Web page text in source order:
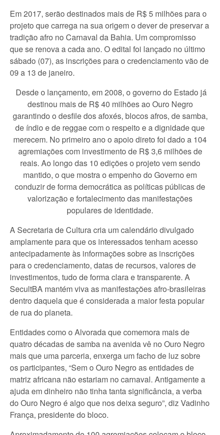
Em 2017, serão destinados mais de R$ 5 milhões para o
projeto que carrega na sua origem o dever de preservar a
tradição afro no Carnaval da Bahia. Um compromisso
que se renova a cada ano. O edital foi lançado no último
sábado (07), as inscrições para o credenciamento vão de
09 a 13 de janeiro.
Desde o lançamento, em 2008, o governo do Estado já
destinou mais de R$ 40 milhões ao Ouro Negro
garantindo o desfile dos afoxés, blocos afros, de samba,
de índio e de reggae com o respeito e a dignidade que
merecem. No primeiro ano o apoio direto foi dado a 104
agremiações com investimento de R$ 3,6 milhões de
reais. Ao longo das 10 edições o projeto vem sendo
mantido, o que mostra o empenho do Governo em
conduzir de forma democrática as políticas públicas de
valorização e fortalecimento das manifestações
populares de identidade.
A Secretaria de Cultura cria um calendário divulgado
amplamente para que os interessados tenham acesso
antecipadamente às informações sobre as inscrições
para o credenciamento, datas de recursos, valores de
investimentos, tudo de forma clara e transparente. A
SecultBA mantém viva as manifestações afro-brasileiras
dentro daquela que é considerada a maior festa popular
de rua do planeta.
Entidades como o Alvorada que comemora mais de
quatro décadas de samba na avenida vê no Ouro Negro
mais que uma parceria, enxerga um facho de luz sobre
os participantes, “Sem o Ouro Negro as entidades de
matriz africana não estariam no carnaval. Antigamente a
ajuda em dinheiro não tinha tanta significância, a verba
do Ouro Negro é algo que nos deixa seguro”, diz Vadinho
França, presidente do bloco.